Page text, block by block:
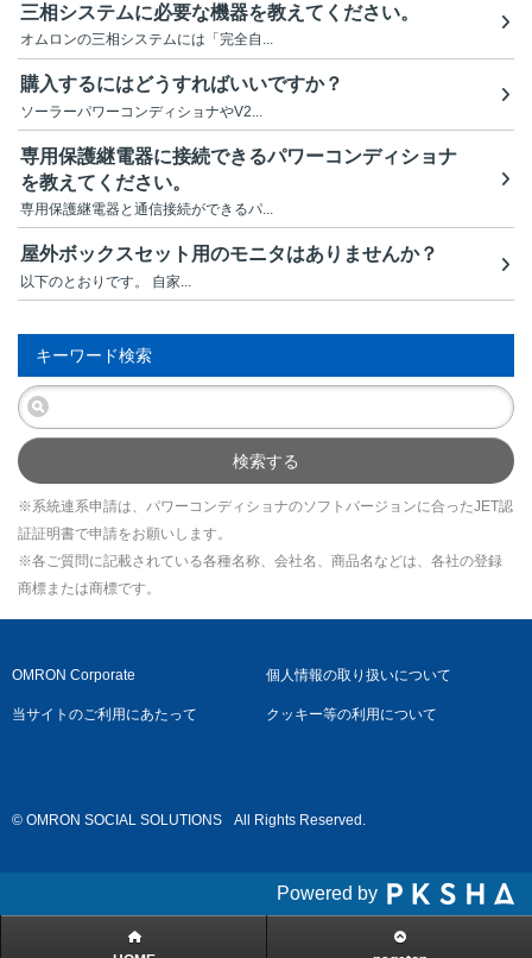
三相システムに必要な機器を教えてください。
オムロンの三相システムには「完全自...
購入するにはどうすればいいですか？
ソーラーパワーコンディショナやV2...
専用保護継電器に接続できるパワーコンディショナ
を教えてください。
専用保護継電器と通信接続ができるパ...
屋外ボックスセット用のモニタはありませんか？
以下のとおりです。 自家...
キーワード検索
検索する
※系統連系申請は、パワーコンディショナのソフトバージョンに合ったJET認
証証明書で申請をお願いします。
※各ご質問に記載されている各種名称、会社名、商品名などは、各社の登録
商標または商標です。
OMRON Corporate 個人情報の取り扱いについて
当サイトのご利用にあたって クッキー等の利用について
© OMRON SOCIAL SOLUTIONS All Rights Reserved.
Powered by